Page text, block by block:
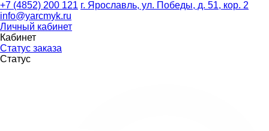
+7 (4852) 200 121 г. Ярославль, ул. Победы, д. 51, кор. 2
info@yarcmyk.ru
Личный кабинет
Кабинет
Статус заказа
Статус